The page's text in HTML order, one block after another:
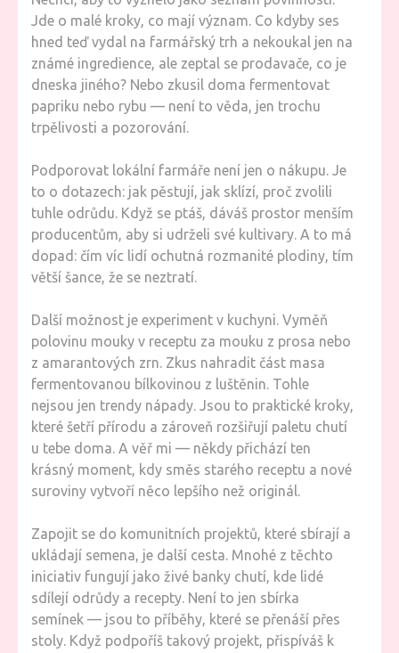
Jde o malé kroky, co mají význam. Co kdyby ses
hned teď vydal na farmářský trh a nekoukal jen na
známé ingredience, ale zeptal se prodavače, co je
dneska jiného? Nebo zkusil doma fermentovat
papriku nebo rybu — není to věda, jen trochu
trpělivosti a pozorování.
Podporovat lokální farmáře není jen o nákupu. Je
to o dotazech: jak pěstují, jak sklízí, proč zvolili
tuhle odrůdu. Když se ptáš, dáváš prostor menším
producentům, aby si udrželi své kultivary. A to má
dopad: čím víc lidí ochutná rozmanité plodiny, tím
větší šance, že se neztratí.
Další možnost je experiment v kuchyni. Vyměň
polovinu mouky v receptu za mouku z prosa nebo
z amarantových zrn. Zkus nahradit část masa
fermentovanou bílkovinou z luštěnin. Tohle
nejsou jen trendy nápady. Jsou to praktické kroky,
které šetří přírodu a zároveň rozšiřují paletu chutí
u tebe doma. A věř mi — někdy přichází ten
krásný moment, kdy směs starého receptu a nové
suroviny vytvoří něco lepšího než originál.
Zapojit se do komunitních projektů, které sbírají a
ukládají semena, je další cesta. Mnohé z těchto
iniciativ fungují jako živé banky chutí, kde lidé
sdílejí odrůdy a recepty. Není to jen sbírka
semínek — jsou to příběhy, které se přenáší přes
stoly. Když podpoříš takový projekt, přispíváš k